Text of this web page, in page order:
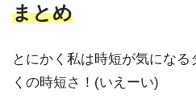
まとめ
とにかく私は時短が気にな
くの時短さ！(いえーい)